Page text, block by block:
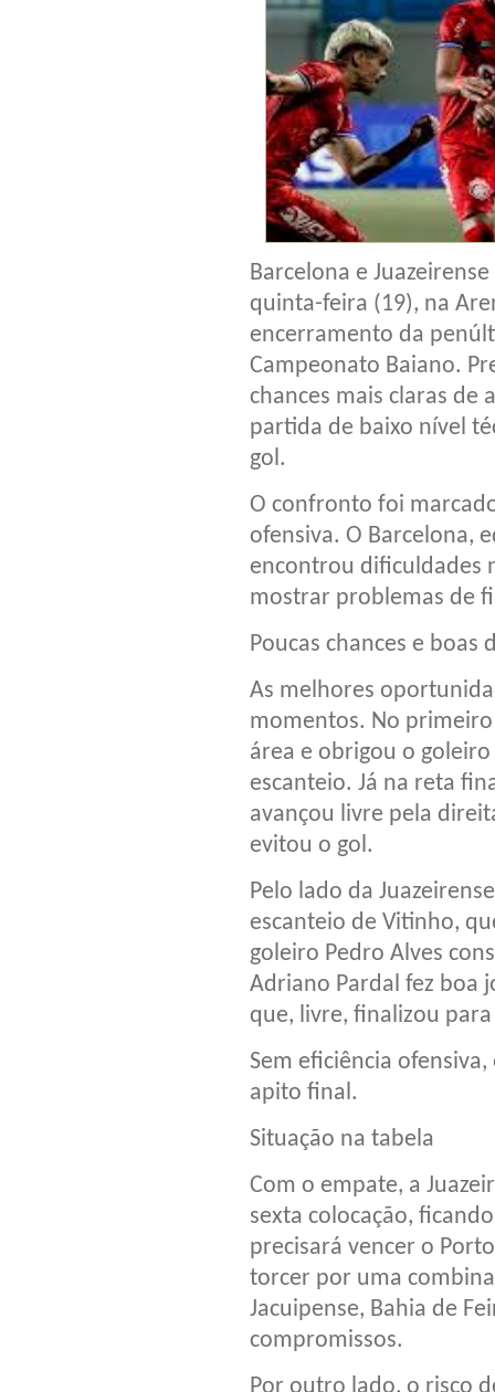
Barcelona e
quinta-feira (19), na
encerramento da
Campeonato Baiano.
chances mais claras de
partida de baixo nível
gol.
O confronto foi
ofensiva. O Barcelona,
encontrou dificuldades
mostrar problemas de
Poucas chances e boas
As melhores
momentos. No
área e obrigou o
escanteio. Já na reta
avançou livre pela
evitou o gol.
Pelo lado da
escanteio de Vitinho,
goleiro Pedro Alves
Adriano Pardal fez boa
que, livre, finalizou
Sem eficiência
apito final.
Situação na tabela
Com o empate, a
sexta colocação,
precisará vencer o
torcer por uma
Jacuipense, Bahia de
compromissos.